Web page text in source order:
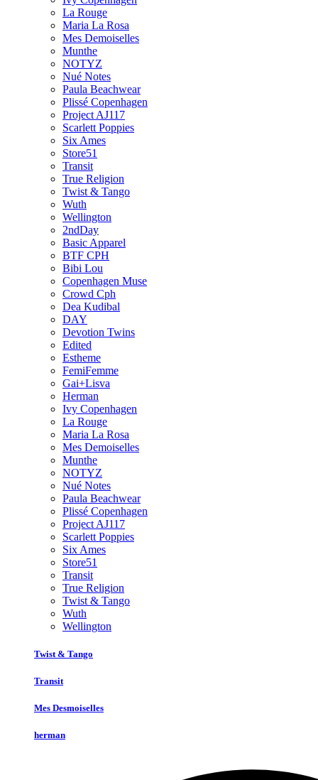
La Rouge
Maria La Rosa
Mes Demoiselles
Munthe
NOTYZ
Nué Notes
Paula Beachwear
Plissé Copenhagen
Project AJ117
Scarlett Poppies
Six Ames
Store51
Transit
True Religion
Twist & Tango
Wuth
Wellington
2ndDay
Basic Apparel
BTF CPH
Bibi Lou
Copenhagen Muse
Crowd Cph
Dea Kudibal
DAY
Devotion Twins
Edited
Estheme
FemiFemme
Gai+Lisva
Herman
Ivy Copenhagen
La Rouge
Maria La Rosa
Mes Demoiselles
Munthe
NOTYZ
Nué Notes
Paula Beachwear
Plissé Copenhagen
Project AJ117
Scarlett Poppies
Six Ames
Store51
Transit
True Religion
Twist & Tango
Wuth
Wellington
Twist & Tango
Transit
Mes Desmoiselles
herman